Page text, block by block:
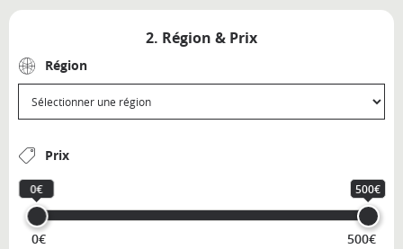
2. Région & Prix
Région
Prix
0€ 500€
0€ 500€